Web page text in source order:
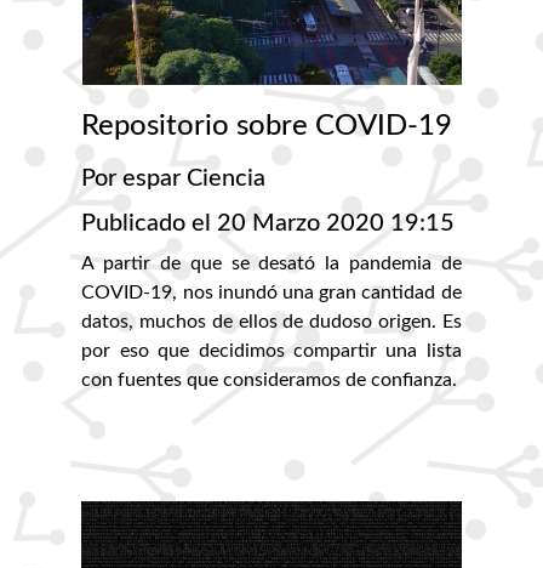
Repositorio sobre COVID-19
Por espar Ciencia
Publicado el 20 Marzo 2020 19:15
A partir de que se desató la pandemia de
COVID-19, nos inundó una gran cantidad de
datos, muchos de ellos de dudoso origen. Es
por eso que decidimos compartir una lista
con fuentes que consideramos de confianza.